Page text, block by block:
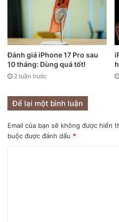
Vào tháng 4/2021, tức sáu
bố iMac mới nhất với nhiều
những người tiền nhiệm
Ethernet trong cục sạc.
mới và thậm chí có nhiều màu
cáp Lightning để sạc, điều này
với triết lý thiết kế sản phẩm này
Siri Remote
Đánh giá iPhone 17 Pro sau
10 tháng: Dùng quá tốt!
2 tuần trước
Để lại một bình luận
Email của bạn sẽ không được hiển
buộc được đánh dấu *